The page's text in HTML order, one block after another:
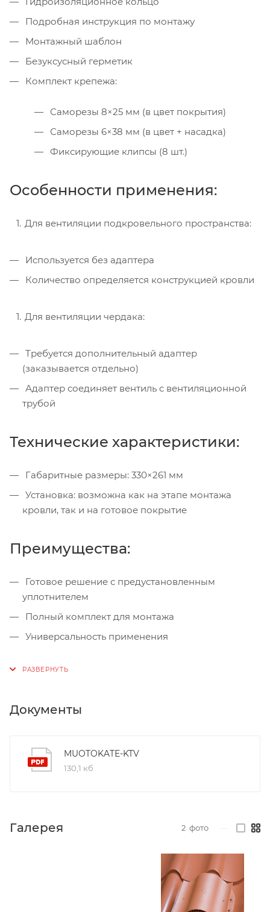
Подробная инструкция по монтажу
Монтажный шаблон
Безуксусный герметик
Комплект крепежа:
Саморезы 8×25 мм (в цвет покрытия)
Саморезы 6×38 мм (в цвет + насадка)
Фиксирующие клипсы (8 шт.)
Особенности применения:
Для вентиляции подкровельного пространства:
Используется без адаптера
Количество определяется конструкцией кровли
Для вентиляции чердака:
Требуется дополнительный адаптер
(заказывается отдельно)
Адаптер соединяет вентиль с вентиляционной
трубой
Технические характеристики:
Габаритные размеры: 330×261 мм
Установка: возможна как на этапе монтажа
кровли, так и на готовое покрытие
Преимущества:
Готовое решение с предустановленным
уплотнителем
Полный комплект для монтажа
Универсальность применения
Документы
MUOTOKATE-KTV
130,1 кб
Галерея 2 фото